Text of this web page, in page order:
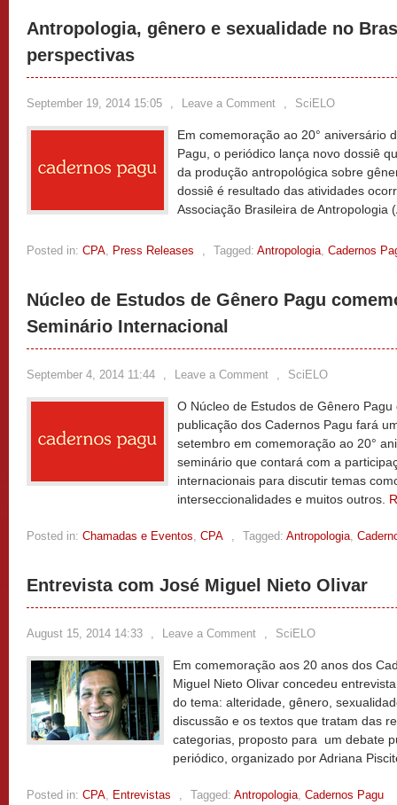
Antropologia, gênero e sexualidade no
perspectivas
September 19, 2014 15:05 , Leave a Comment , SciELO
Em comemoração ao 20° aniversário
Pagu, o periódico lança novo dossiê
da produção antropológica sobre
dossiê é resultado das atividades
Associação Brasileira de Antropologia
Posted in: CPA, Press Releases , Tagged: Antropologia, Cadernos
Núcleo de Estudos de Gênero Pagu
Seminário Internacional
September 4, 2014 11:44 , Leave a Comment , SciELO
O Núcleo de Estudos de Gênero
publicação dos Cadernos Pagu fará
setembro em comemoração ao 20°
seminário que contará com a
internacionais para discutir temas
interseccionalidades e muitos outros.
Posted in: Chamadas e Eventos, CPA , Tagged: Antropologia,
Entrevista com José Miguel Nieto Olivar
August 15, 2014 14:33 , Leave a Comment , SciELO
Em comemoração aos 20 anos dos
Miguel Nieto Olivar concedeu
do tema: alteridade, gênero,
discussão e os textos que tratam das
categorias, proposto para um debate
periódico, organizado por Adriana
Posted in: CPA, Entrevistas , Tagged: Antropologia, Cadernos Pagu